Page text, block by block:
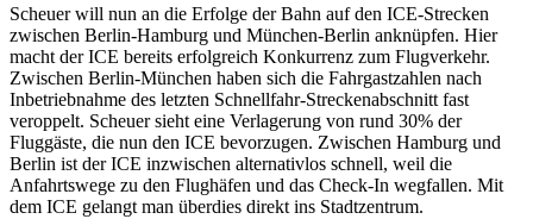
Scheuer will nun an die Erfolge der Bahn auf den ICE-Strecken
zwischen Berlin-Hamburg und München-Berlin anknüpfen. Hier
macht der ICE bereits erfolgreich Konkurrenz zum Flugverkehr.
Zwischen Berlin-München haben sich die Fahrgastzahlen nach
Inbetriebnahme des letzten Schnellfahr-Streckenabschnitt fast
veroppelt. Scheuer sieht eine Verlagerung von rund 30% der
Fluggäste, die nun den ICE bevorzugen. Zwischen Hamburg und
Berlin ist der ICE inzwischen alternativlos schnell, weil die
Anfahrtswege zu den Flughäfen und das Check-In wegfallen. Mit
dem ICE gelangt man überdies direkt ins Stadtzentrum.